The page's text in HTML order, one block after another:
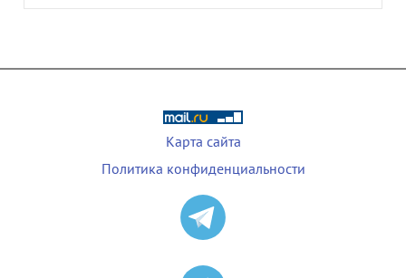
Карта сайта
Политика конфиденциальности